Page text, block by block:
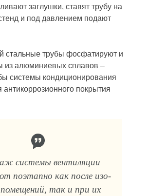
заглушки, ста­вят трубу на
и под давлением подают
стальные трубы фосфатируют и
из алюминиевых сплавов –
системы кондиционирования
антикоррозионного покрытия
системы вентиляции
поэтапно как после изо­
так и при их